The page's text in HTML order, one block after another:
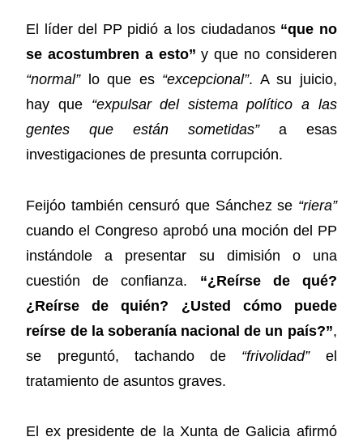
El líder del PP pidió a los ciudadanos “que no
se acostumbren a esto” y que no consideren
“normal”lo que es “excepcional”. A su juicio,
hay que “expulsar del sistema político a las
gentes que están sometidas”a esas
investigaciones de presunta corrupción.
Feijóo también censuró que Sánchez se “riera”
cuando el Congreso aprobó una moción del PP
instándole a presentar su dimisión o una
cuestión de confianza. “¿Reírse de qué?
¿Reírse de quién? ¿Usted cómo puede
reírse de la soberanía nacional de un país?”,
se preguntó, tachando de “frivolidad”el
tratamiento de asuntos graves.
El ex presidente de la Xunta de Galicia afirmó